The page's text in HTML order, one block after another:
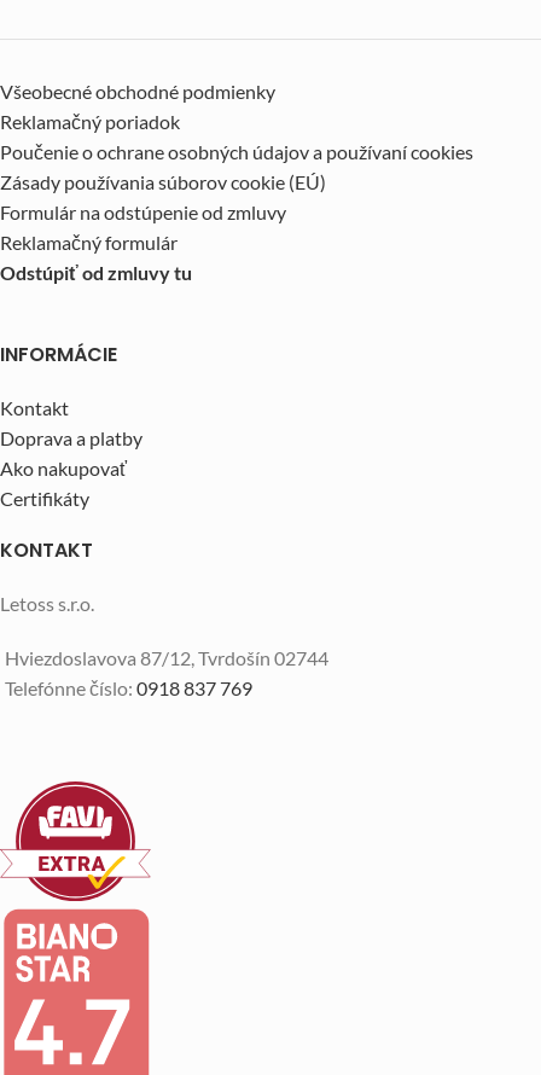
Všeobecné obchodné podmienky
Reklamačný poriadok
Poučenie o ochrane osobných údajov a používaní cookies
Zásady používania súborov cookie (EÚ)
Formulár na odstúpenie od zmluvy
Reklamačný formulár
Odstúpiť od zmluvy tu
INFORMÁCIE
Kontakt
Doprava a platby
Ako nakupovať
Certifikáty
KONTAKT
Letoss s.r.o.
Hviezdoslavova 87/12, Tvrdošín 02744
Telefónne číslo: 0918 837 769